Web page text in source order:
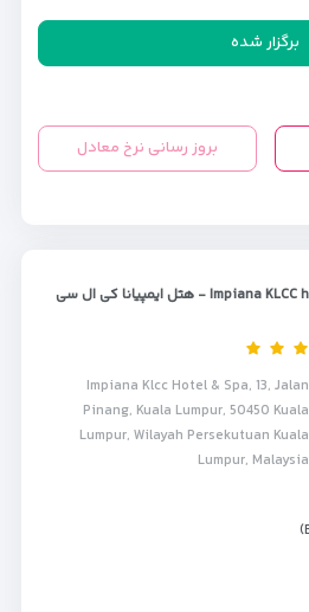
برگزار شده
بروز رسانی نرخ معادل
Impiana KLCC hotel - هتل ایمپیانا کی ال سی
Impiana Klcc Hotel & Spa, 13, Jalan
Pinang, Kuala Lumpur, 50450 Kuala
Lumpur, Wilayah Persekutuan Kuala
Lumpur, Malaysia